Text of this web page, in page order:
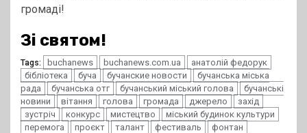
громаді!
Зі святом!
Tags: buchanews buchanews.com.ua
анатолій федорук
бібліотека
буча бучанские новости
бучанська міська
рада
бучанська отг бучанський міський голова
бучанські
новини
вітання голова громада джерело
захід
зустріч
конкурс мистецтво
міський будинок культури
перемога
проєкт талант фестиваль фонтан